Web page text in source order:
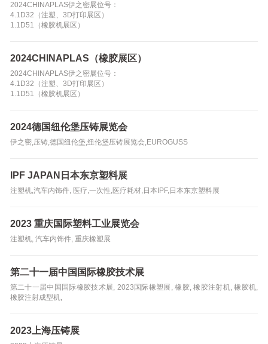
2024CHINAPLAS伊之密展位号：
4.1D32（注塑、3D打印展区）
1.1D51（橡胶机展区）
2024CHINAPLAS（橡胶展区）
2024CHINAPLAS伊之密展位号：
4.1D32（注塑、3D打印展区）
1.1D51（橡胶机展区）
2024德国纽伦堡压铸展览会
伊之密,压铸,德国纽伦堡,纽伦堡压铸展览会,EUROGUSS
IPF JAPAN日本东京塑料展
注塑机,汽车内饰件, 医疗,一次性,医疗耗材,日本IPF,日本东京塑料展
2023 重庆国际塑料工业展览会
注塑机, 汽车内饰件, 重庆橡塑展
第二十一届中国国际橡胶技术展
第二十一届中国国际橡胶技术展, 2023国际橡塑展, 橡胶, 橡胶注射机, 橡胶机,
橡胶注射成型机,
2023上海压铸展